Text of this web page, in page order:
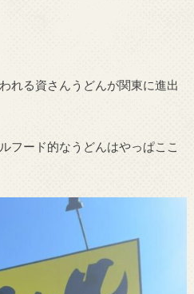
れる資さんうどんが関東に進出
フード的なうどんはやっぱここ